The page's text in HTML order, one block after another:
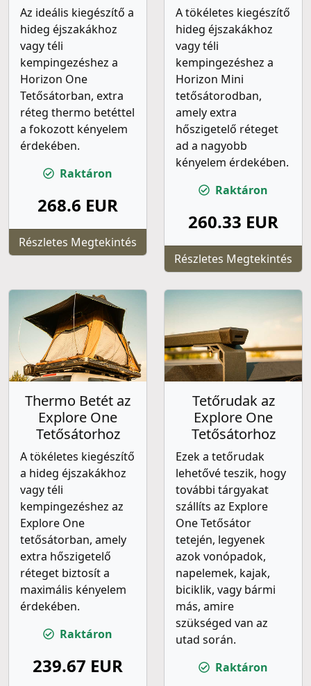
Az ideális kiegészítő a
hideg éjszakákhoz
vagy téli
kempingezéshez a
Horizon One
Tetősátorban, extra
réteg thermo betéttel
a fokozott kényelem
érdekében.
Raktáron
268.6 EUR
Részletes Megtekintés
A tökéletes kiegészítő
hideg éjszakákhoz
vagy téli
kempingezéshez a
Horizon Mini
tetősátorodban,
amely extra
hőszigetelő réteget
ad a nagyobb
kényelem érdekében.
Raktáron
260.33 EUR
Részletes Megtekintés
Thermo Betét az
Explore One
Tetősátorhoz
A tökéletes kiegészítő
a hideg éjszakákhoz
vagy téli
kempingezéshez az
Explore One
tetősátorban, amely
extra hőszigetelő
réteget biztosít a
maximális kényelem
érdekében.
Raktáron
239.67 EUR
Tetőrudak az
Explore One
Tetősátorhoz
Ezek a tetőrudak
lehetővé teszik, hogy
további tárgyakat
szállíts az Explore
One Tetősátor
tetején, legyenek
azok vonópadok,
napelemek, kajak,
biciklik, vagy bármi
más, amire
szükséged van az
utad során.
Raktáron